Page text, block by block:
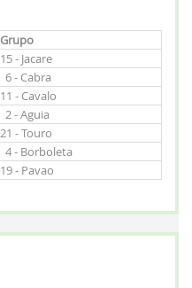
Grupo
15 - Jacare
6 - Cabra
11 - Cavalo
2 - Aguia
21 - Touro
4 - Borboleta
19 - Pavao